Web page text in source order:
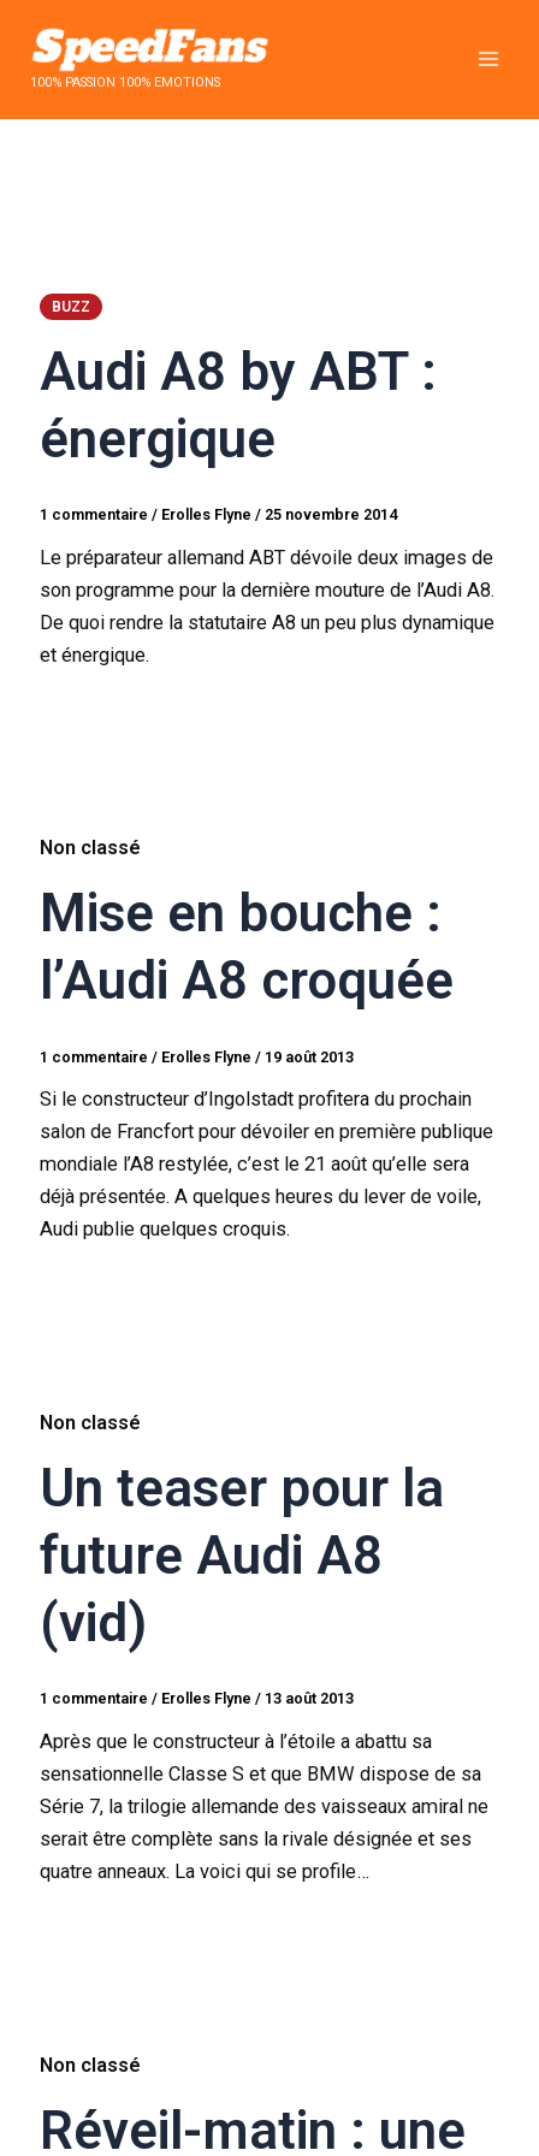
contenu100% PASSION 100% EMOTIONS
BUZZ
Audi A8 by ABT :
énergique
1 commentaire / Erolles Flyne/ 25 novembre 2014
Le préparateur allemand ABT dévoile deux images de
son programme pour la dernière mouture de l’Audi A8.
De quoi rendre la statutaire A8 un peu plus dynamique
et énergique.
Non classé
Mise en bouche :
l’Audi A8 croquée
1 commentaire / Erolles Flyne/ 19 août 2013
Si le constructeur d’Ingolstadt profitera du prochain
salon de Francfort pour dévoiler en première publique
mondiale l’A8 restylée, c’est le 21 août qu’elle sera
déjà présentée. A quelques heures du lever de voile,
Audi publie quelques croquis.
Non classé
Un teaser pour la
future Audi A8
(vid)
1 commentaire / Erolles Flyne/ 13 août 2013
Après que le constructeur à l’étoile a abattu sa
sensationnelle Classe S et que BMW dispose de sa
Série 7, la trilogie allemande des vaisseaux amiral ne
serait être complète sans la rivale désignée et ses
quatre anneaux. La voici qui se profile…
Non classé
Réveil-matin : une